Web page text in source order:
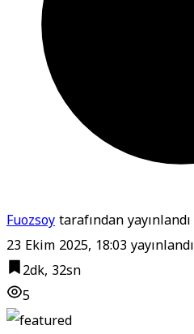
Fuozsoytarafından yayınlandı
23 Ekim 2025, 18:03yayınlandı
2dk, 32sn
5